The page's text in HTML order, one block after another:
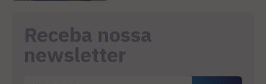
Receba nossa
newsletter